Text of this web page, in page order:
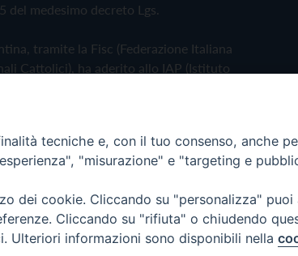
del medesimo decreto Lgs.
tramite la Fisc (Federazione Italiana
Cattolici), ha aderito allo IAP (Istituto
Policy Cookie Policy
tecniche e, con il tuo consenso, anche
"misurazione" e "targeting e
dei cookie. Cliccando su "personalizza"
Cliccando su "rifiuta" o chiudendo
Ulteriori informazioni sono disponibili nella